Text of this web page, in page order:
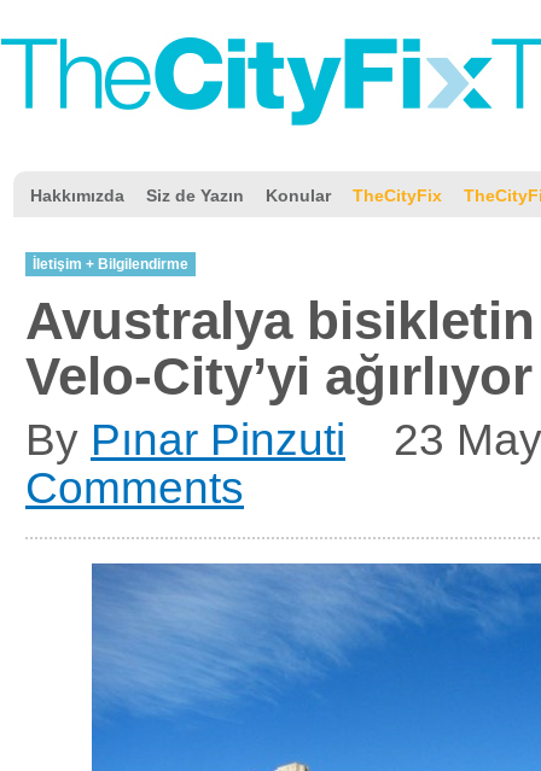
Hakkımızda Siz de Yazın Konular TheCityFix
İletişim + Bilgilendirme
Avustralya
Velo-City’yi ağırlıyor
By Pınar Pinzuti
23
Comments